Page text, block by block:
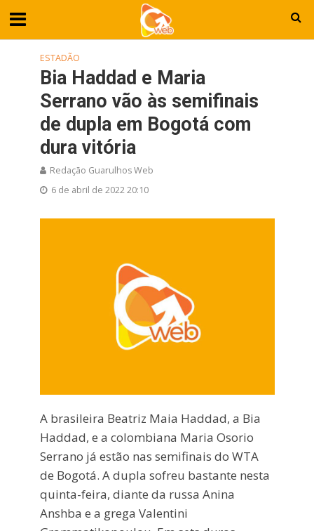
ESTADÃO
Bia Haddad e Maria
Serrano vão às semifinais
de dupla em Bogotá com
dura vitória
Redação Guarulhos Web
6 de abril de 2022 20:10
A brasileira Beatriz Maia Haddad, a Bia
Haddad, e a colombiana Maria Osorio
Serrano já estão nas semifinais do WTA
de Bogotá. A dupla sofreu bastante nesta
quinta-feira, diante da russa Anina
Anshba e a grega Valentini